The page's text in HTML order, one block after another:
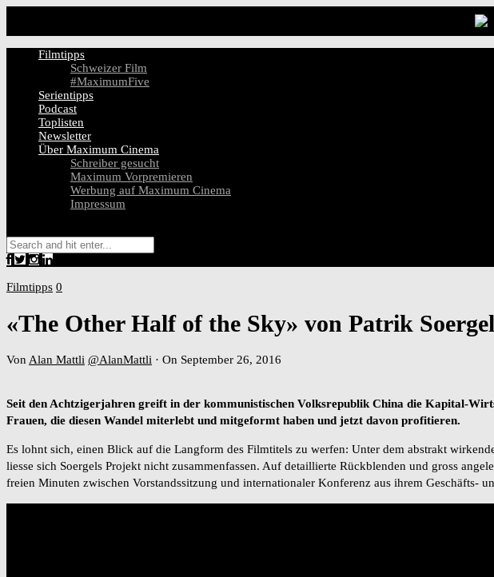
Filmtipps
Schweizer Film
#MaximumFive
Serientipps
Podcast
Toplisten
Newsletter
Über Maximum Cinema
Schreiber gesucht
Maximum Vorpremieren
Werbung auf Maximum Cinema
Impressum
Filmtipps 0
«The Other Half of the Sky» von Patrik Soergel
Von Alan Mattli @AlanMattli · On September 26, 2016
Seit den Achtzigerjahren greift in der kommunistischen Volksrepublik China die Kapital-
Frauen, die diesen Wandel miterlebt und mitgeformt haben und jetzt davon profitieren.
Es lohnt sich, einen Blick auf die Langform des Filmtitels zu werfen: Unter dem abstrakt
liesse sich Soergels Projekt nicht zusammenfassen. Auf detaillierte Rückblenden und gross
freien Minuten zwischen Vorstandssitzung und internationaler Konferenz aus ihrem Geschäfts-